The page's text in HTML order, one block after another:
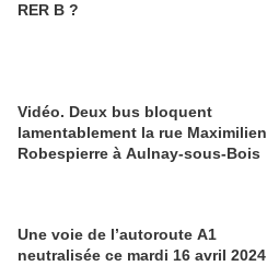
RER B ?
Vidéo. Deux bus bloquent
lamentablement la rue Maximilien
Robespierre à Aulnay-sous-Bois
Une voie de l’autoroute A1
neutralisée ce mardi 16 avril 2024